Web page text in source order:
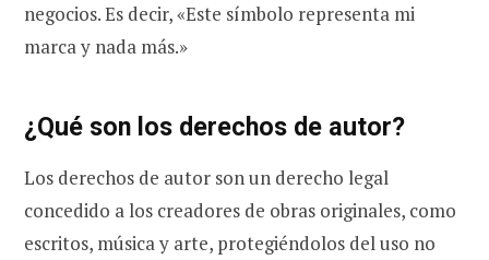
negocios. Es decir, «Este símbolo representa mi
marca y nada más.»
¿Qué son los derechos de autor?
Los derechos de autor son un derecho legal
concedido a los creadores de obras originales, como
escritos, música y arte, protegiéndolos del uso no